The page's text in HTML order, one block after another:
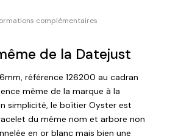
complémentaires
de la Datejust
référence 126200 au cadran
même de la marque à la
simplicité, le boîtier Oyster est
du même nom et arbore non
en or blanc mais bien une